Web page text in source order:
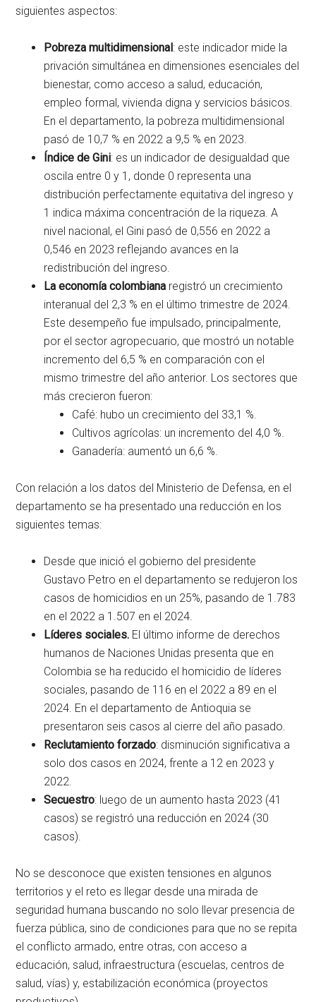
siguientes aspectos:
Pobreza multidimensional: este indicador mide la
privación simultánea en dimensiones esenciales del
bienestar, como acceso a salud, educación,
empleo formal, vivienda digna y servicios básicos.
En el departamento, la pobreza multidimensional
pasó de 10,7 % en 2022 a 9,5 % en 2023.
Índice de Gini: es un indicador de desigualdad que
oscila entre 0 y 1, donde 0 representa una
distribución perfectamente equitativa del ingreso y
1 indica máxima concentración de la riqueza. A
nivel nacional, el Gini pasó de 0,556 en 2022 a
0,546 en 2023 reflejando avances en la
redistribución del ingreso.
La economía colombiana registró un crecimiento
interanual del 2,3 % en el último trimestre de 2024.
Este desempeño fue impulsado, principalmente,
por el sector agropecuario, que mostró un notable
incremento del 6,5 % en comparación con el
mismo trimestre del año anterior. Los sectores que
más crecieron fueron:
Café: hubo un crecimiento del 33,1 %.
Cultivos agrícolas: un incremento del 4,0 %.
Ganadería: aumentó un 6,6 %.
Con relación a los datos del Ministerio de Defensa, en el
departamento se ha presentado una reducción en los
siguientes temas:
Desde que inició el gobierno del presidente
Gustavo Petro en el departamento se redujeron los
casos de homicidios en un 25%, pasando de 1.783
en el 2022 a 1.507 en el 2024.
Líderes sociales. El último informe de derechos
humanos de Naciones Unidas presenta que en
Colombia se ha reducido el homicidio de líderes
sociales, pasando de 116 en el 2022 a 89 en el
2024. En el departamento de Antioquia se
presentaron seis casos al cierre del año pasado.
Reclutamiento forzado: disminución significativa a
solo dos casos en 2024, frente a 12 en 2023 y
2022.
Secuestro: luego de un aumento hasta 2023 (41
casos) se registró una reducción en 2024 (30
casos).
No se desconoce que existen tensiones en algunos
territorios y el reto es llegar desde una mirada de
seguridad humana buscando no solo llevar presencia de
fuerza pública, sino de condiciones para que no se repita
el conflicto armado, entre otras, con acceso a
educación, salud, infraestructura (escuelas, centros de
salud, vías) y, estabilización económica (proyectos